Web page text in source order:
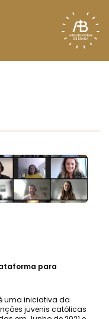
para
uma iniciativa da
juvenis católicas